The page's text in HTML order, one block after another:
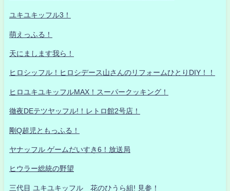
ユキユキッフル3！
萌えっふる！
天にまします我ら！
ヒロシッフル！ヒロシデース山さんのリフォームひとりDIY！！
ヒロユキユキッフルMAX！スーパークッキング！
徹夜DEテツヤッフル!！レトロ館2号店！
剛Q超児ともっふる！
ヤナッフル ゲームだいすき6！放送局
ヒウラー総統の野望
三代目 ユキユキッフル 花のひうら組! 見参！